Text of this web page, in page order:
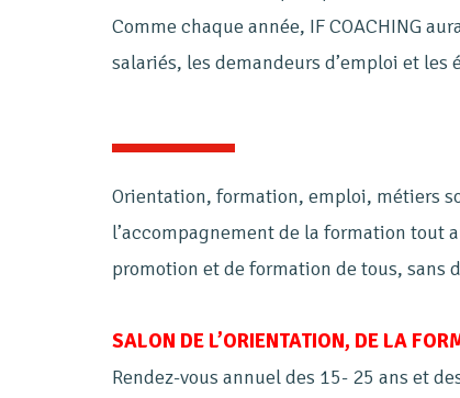
Comme chaque année, IF COACHING
salariés, les demandeurs d’emploi et
Orientation, formation, emploi, métiers
l’accompagnement de la formation tout
promotion et de formation de tous, sans
SALON DE L’ORIENTATION, DE LA
Rendez-vous annuel des 15- 25 ans et